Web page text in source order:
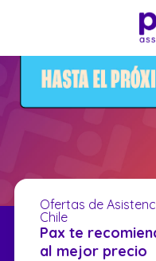
Ofertas de
Chile
Pax te
al mejor precio